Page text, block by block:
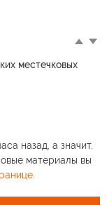
местечковых
назад, а значит,
материалы вы
.